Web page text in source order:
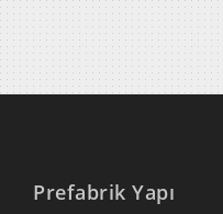
Prefabrik Yapı